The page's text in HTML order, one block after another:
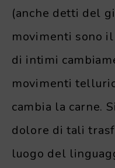
(anche detti del
movimenti sono
di intimi
movimenti
cambia la carne.
dolore di tali
luogo del